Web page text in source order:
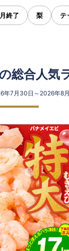
終了 梨 テ
総合人気
年7月30日～2026年8